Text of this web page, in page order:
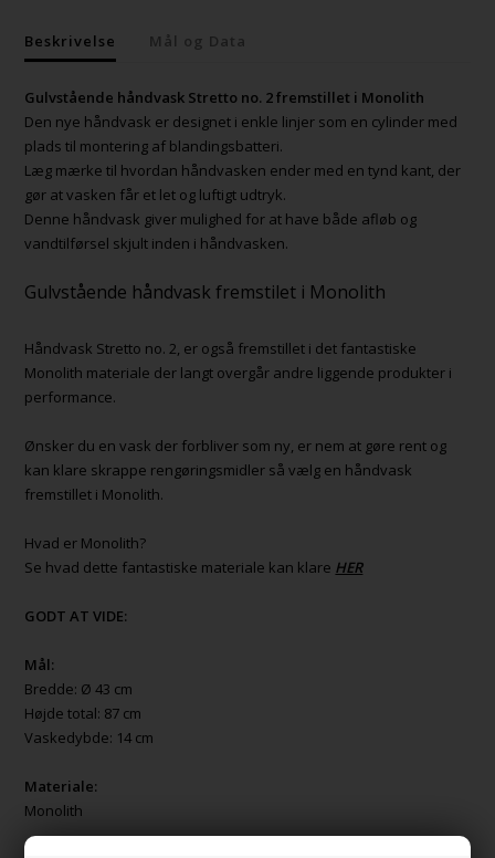
Beskrivelse Mål og Data
Gulvstående håndvask Stretto no. 2 fremstillet i Monolith
Den nye håndvask er designet i enkle linjer som en cylinder med
plads til montering af blandingsbatteri.
Læg mærke til hvordan håndvasken ender med en tynd kant, der
gør at vasken får et let og luftigt udtryk.
Denne håndvask giver mulighed for at have både afløb og
vandtilførsel skjult inden i håndvasken.
Gulvstående håndvask fremstilet i Monolith
Håndvask Stretto no. 2, er også fremstillet i det fantastiske
Monolith materiale der langt overgår andre liggende produkter i
performance.
Ønsker du en vask der forbliver som ny, er nem at gøre rent og
kan klare skrappe rengøringsmidler så vælg en håndvask
fremstillet i Monolith.
Hvad er Monolith?
Se hvad dette fantastiske materiale kan klare HER
GODT AT VIDE:
Mål:
Bredde: Ø 43 cm
Højde total: 87 cm
Vaskedybde: 14 cm
Materiale:
Monolith